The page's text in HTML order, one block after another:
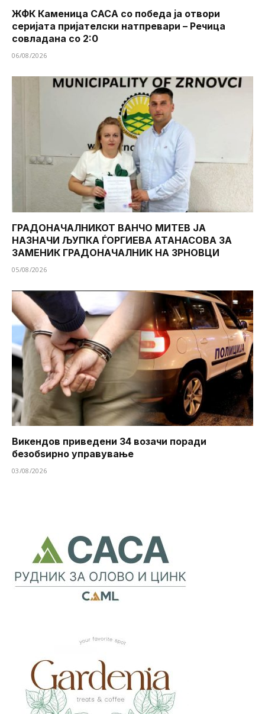
ЖФК Каменица САСА со победа ја отвори
серијата пријателски натпревари – Речица
совладана со 2:0
06/08/2026
ГРАДОНАЧАЛНИКОТ ВАНЧО МИТЕВ ЈА
НАЗНАЧИ ЉУПКА ЃОРГИЕВА АТАНАСОВА ЗА
ЗАМЕНИК ГРАДОНАЧАЛНИК НА ЗРНОВЦИ
05/08/2026
Викендов приведени 34 возачи поради
безобѕирно управување
03/08/2026